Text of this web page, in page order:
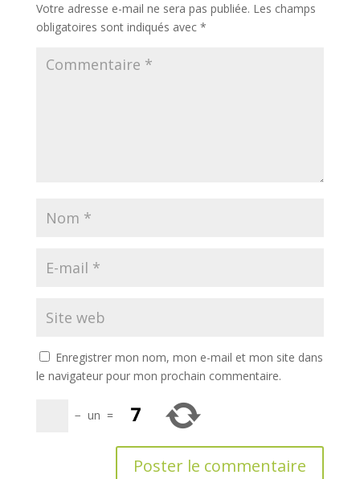
Votre adresse e-mail ne sera pas publiée. Les champs
obligatoires sont indiqués avec *
Enregistrer mon nom, mon e-mail et mon site dans
le navigateur pour mon prochain commentaire.
− un =